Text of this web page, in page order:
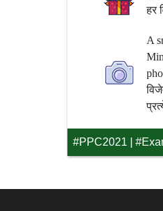
हर
A
#PPC2021